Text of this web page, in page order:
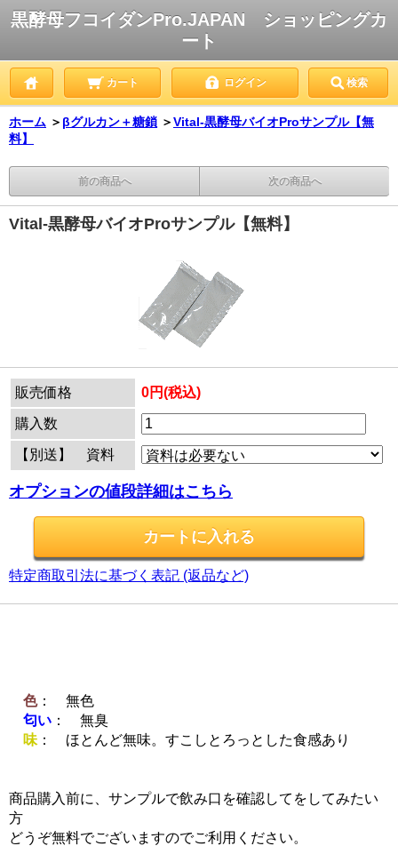
黒酵母フコイダンPro.JAPAN ショッピングカ
ート
カート ログイン 検索
ホーム ＞ βグルカン＋糖鎖 ＞Vital-黒酵母バイオProサンプル【無
料】
前の商品へ 次の商品へ
Vital-黒酵母バイオProサンプル【無料】
販売価格 0円(税込)
購入数
【別送】 資料
オプションの値段詳細はこちら
特定商取引法に基づく表記 (返品など)
色： 無色
匂い ： 無臭
味 ： ほとんど無味。すこしとろっとした食感あり
商品購入前に、サンプルで飲み口を確認してをしてみたい
方
どうぞ無料でございますのでご利用ください。